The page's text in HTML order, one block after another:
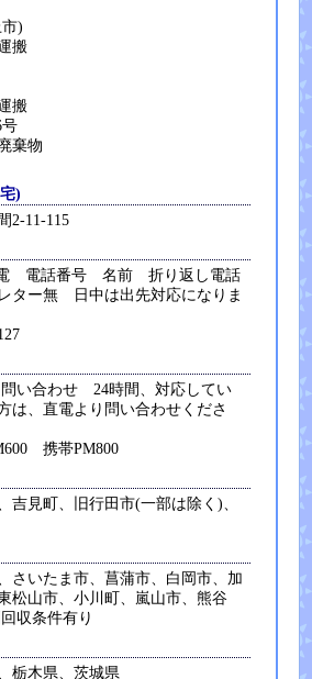
)
搬
搬
棄物
)
2-11-115
電 電話番号 名前 折り返し電話
ター無 日中は出先対応になりま
い合わせ 24時間、対応してい
は、直電より問い合わせくださ
携帯PM800
吉見町、旧行田市(一部は除く)、
さいたま市、菖蒲市、白岡市、加
松山市、小川町、嵐山市、熊谷
収条件有り
栃木県、茨城県